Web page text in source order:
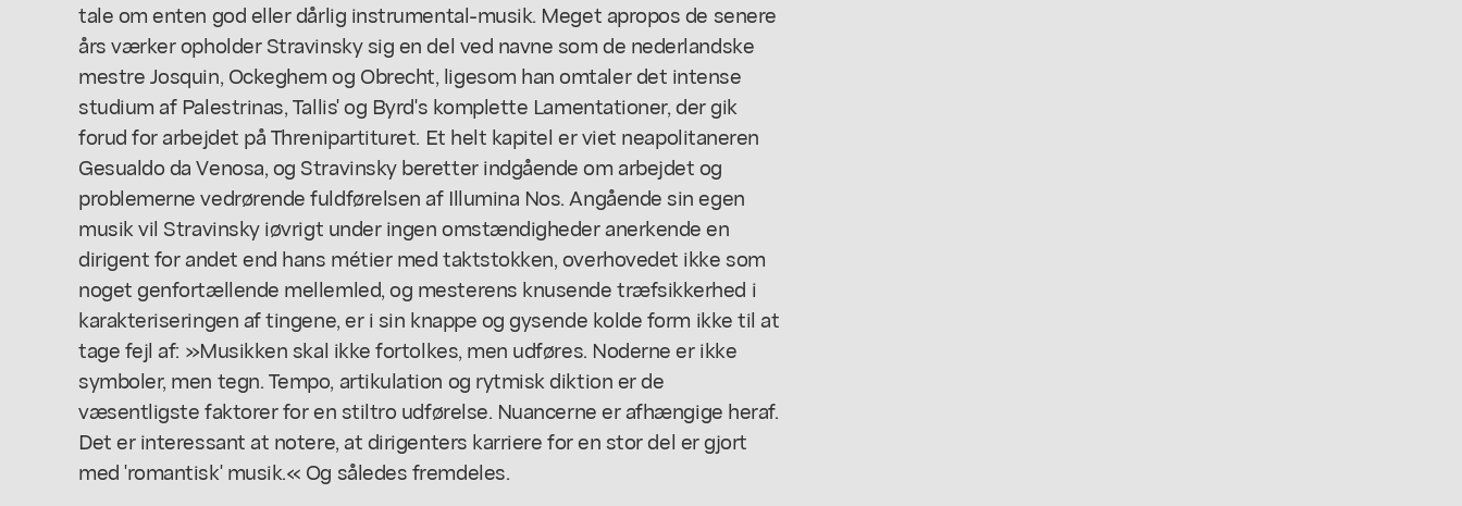
tale om enten god eller dårlig instrumental-musik. Meget apropos de senere
års værker opholder Stravinsky sig en del ved navne som de nederlandske
mestre Josquin, Ockeghem og Obrecht, ligesom han omtaler det intense
studium af Palestrinas, Tallis' og Byrd's komplette Lamentationer, der gik
forud for arbejdet på Threnipartituret. Et helt kapitel er viet neapolitaneren
Gesualdo da Venosa, og Stravinsky beretter indgående om arbejdet og
problemerne vedrørende fuldførelsen af Illumina Nos. Angående sin egen
musik vil Stravinsky iøvrigt under ingen omstændigheder anerkende en
dirigent for andet end hans métier med taktstokken, overhovedet ikke som
noget genfortællende mellemled, og mesterens knusende træfsikkerhed i
karakteriseringen af tingene, er i sin knappe og gysende kolde form ikke til at
tage fejl af: »Musikken skal ikke fortolkes, men udføres. Noderne er ikke
symboler, men tegn. Tempo, artikulation og rytmisk diktion er de
væsentligste faktorer for en stiltro udførelse. Nuancerne er afhængige heraf.
Det er interessant at notere, at dirigenters karriere for en stor del er gjort
med 'romantisk' musik.« Og således fremdeles.